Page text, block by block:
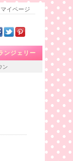
マイページ
ンジェリー
ン